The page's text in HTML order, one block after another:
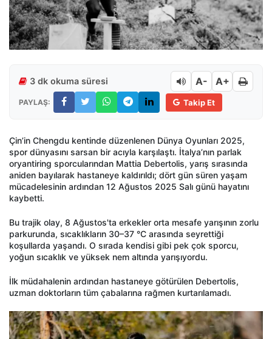
3 dk okuma süresi A- A+
PAYLAŞ: Takip Et
Çin’in Chengdu kentinde düzenlenen Dünya Oyunları 2025,
spor dünyasını sarsan bir acıyla karşılaştı. İtalya’nın parlak
oryantiring sporcularından Mattia Debertolis, yarış sırasında
aniden bayılarak hastaneye kaldırıldı; dört gün süren yaşam
mücadelesinin ardından 12 Ağustos 2025 Salı günü hayatını
kaybetti.
Bu trajik olay, 8 Ağustos'ta erkekler orta mesafe yarışının zorlu
parkurunda, sıcaklıkların 30–37 °C arasında seyrettiği
koşullarda yaşandı. O sırada kendisi gibi pek çok sporcu,
yoğun sıcaklık ve yüksek nem altında yarışıyordu.
İlk müdahalenin ardından hastaneye götürülen Debertolis,
uzman doktorların tüm çabalarına rağmen kurtarılamadı.